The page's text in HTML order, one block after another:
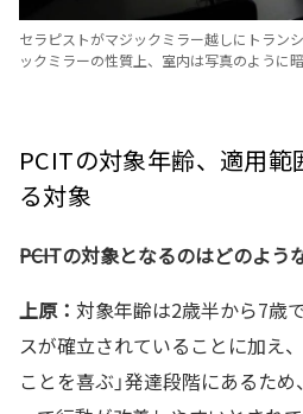
セラピストがマジックミラー越しにトラン
ックミラーの性質上、室内は写真のように
PCITの対象年齢、適用範
る対象
――PCITの対象となるのはどのよう
上原： 対象年齢は2歳半から7歳
スが確立されていることに加え
ことを喜ぶ」発達段階にあるた